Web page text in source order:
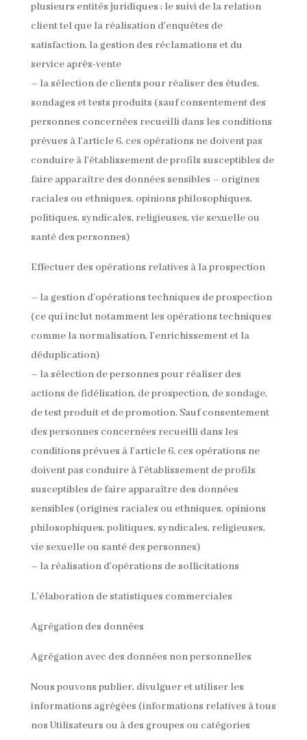
plusieurs entités juridiques ; le suivi de la relation
client tel que la réalisation d’enquêtes de
satisfaction, la gestion des réclamations et du
service après-vente
– la sélection de clients pour réaliser des études,
sondages et tests produits (sauf consentement des
personnes concernées recueilli dans les conditions
prévues à l’article 6, ces opérations ne doivent pas
conduire à l’établissement de profils susceptibles de
faire apparaître des données sensibles – origines
raciales ou ethniques, opinions philosophiques,
politiques, syndicales, religieuses, vie sexuelle ou
santé des personnes)
Effectuer des opérations relatives à la prospection
– la gestion d’opérations techniques de prospection
(ce qui inclut notamment les opérations techniques
comme la normalisation, l’enrichissement et la
déduplication)
– la sélection de personnes pour réaliser des
actions de fidélisation, de prospection, de sondage,
de test produit et de promotion. Sauf consentement
des personnes concernées recueilli dans les
conditions prévues à l’article 6, ces opérations ne
doivent pas conduire à l’établissement de profils
susceptibles de faire apparaître des données
sensibles (origines raciales ou ethniques, opinions
philosophiques, politiques, syndicales, religieuses,
vie sexuelle ou santé des personnes)
– la réalisation d’opérations de sollicitations
L’élaboration de statistiques commerciales
Agrégation des données
Agrégation avec des données non personnelles
Nous pouvons publier, divulguer et utiliser les
informations agrégées (informations relatives à tous
nos Utilisateurs ou à des groupes ou catégories